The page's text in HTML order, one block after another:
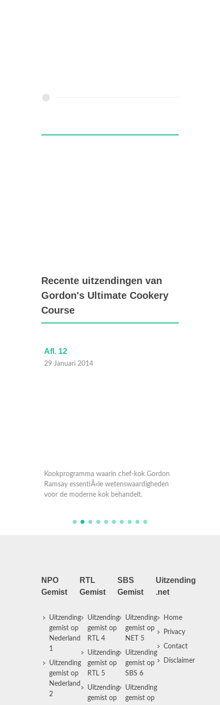
Recente uitzendingen van
Gordon's Ultimate Cookery
Course
Afl. 12
29 Januari 2014
Kookprogramma waarin chef-kok Gordon
Ramsay essentiÃ«le wetenswaardigheden
voor de moderne kok behandelt.
NPO
Gemist
Uitzending
gemist op
Nederland
1
Uitzending
gemist op
Nederland
2
RTL
Gemist
Uitzending
gemist op
RTL 4
Uitzending
gemist op
RTL 5
Uitzending
gemist op
SBS
Gemist
Uitzending
gemist op
NET 5
Uitzending
gemist op
SBS 6
Uitzending
gemist op
Uitzending
.net
Home
Privacy
Contact
Disclaimer